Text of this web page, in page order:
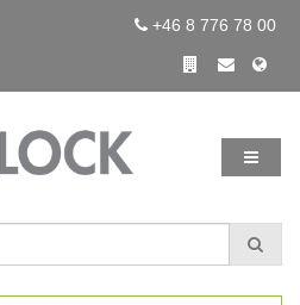
+46 8 776 78 00